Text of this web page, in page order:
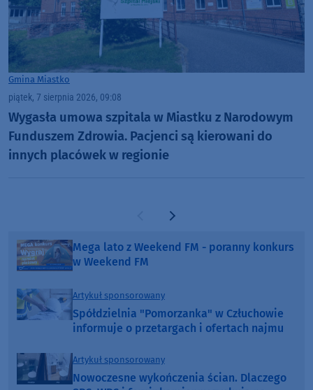
Gmina Miastko
piątek, 7 sierpnia 2026, 09:08
Wygasła umowa szpitala w Miastku z Narodowym
Funduszem Zdrowia. Pacjenci są kierowani do
innych placówek w regionie
Poprzednia strona
Następna strona
Mega lato z Weekend FM - poranny konkurs
w Weekend FM
Artykuł sponsorowany
Spółdzielnia "Pomorzanka" w Człuchowie
informuje o przetargach i ofertach najmu
Artykuł sponsorowany
Nowoczesne wykończenia ścian. Dlaczego